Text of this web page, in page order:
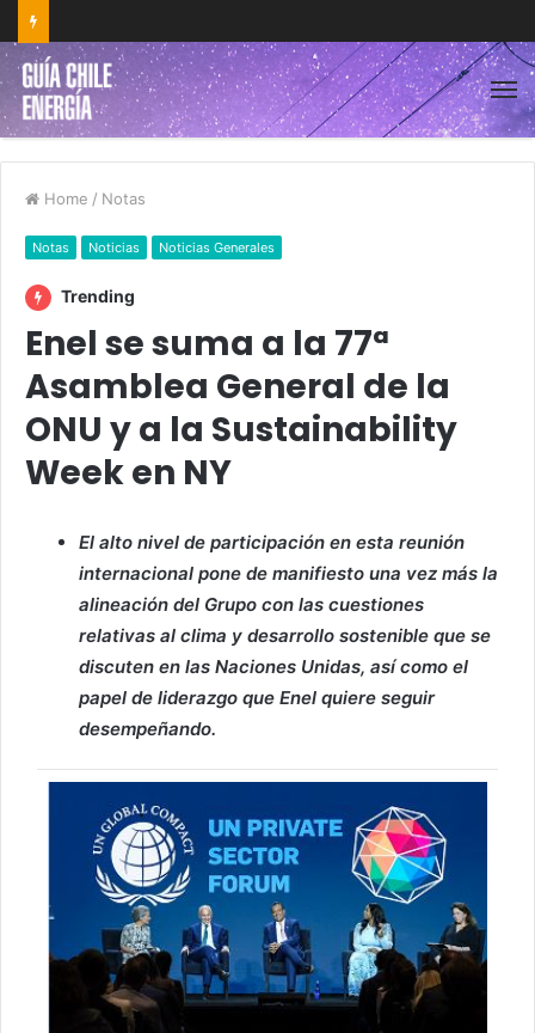
Home / Notas
Notas Noticias Noticias Generales
Trending
Enel se suma a la 77ª
Asamblea General de la
ONU y a la Sustainability
Week en NY
El alto nivel de participación en esta reunión
internacional pone de manifiesto una vez más la
alineación del Grupo con las cuestiones
relativas al clima y desarrollo sostenible que se
discuten en las Naciones Unidas, así como el
papel de liderazgo que Enel quiere seguir
desempeñando.